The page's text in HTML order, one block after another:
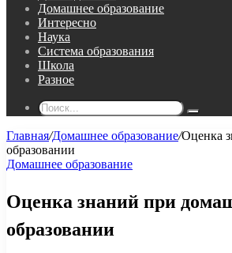
Домашнее образование
Интересно
Наука
Система образования
Школа
Разное
Поиск...
Главная/Домашнее образование/Оценка
образовании
Домашнее образование
Оценка знаний при
образовании